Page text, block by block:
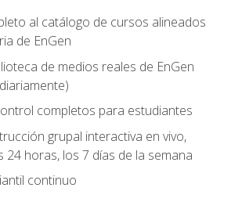
al catálogo de cursos alineados
de EnGen
de medios reales de EnGen
completos para estudiantes
grupal interactiva en vivo,
24 horas, los 7 días de la semana
continuo